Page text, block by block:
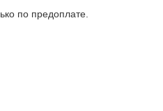
по предоплате.